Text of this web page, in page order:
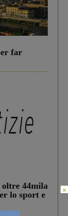
far
oltre 44mila
lo sport e
×